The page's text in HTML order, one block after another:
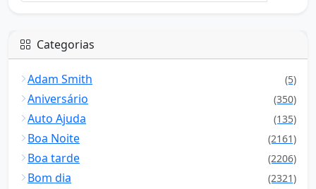
Categorias
Adam Smith (5)
Aniversário (350)
Auto Ajuda (135)
Boa Noite (2161)
Boa tarde (2206)
Bom dia (2321)